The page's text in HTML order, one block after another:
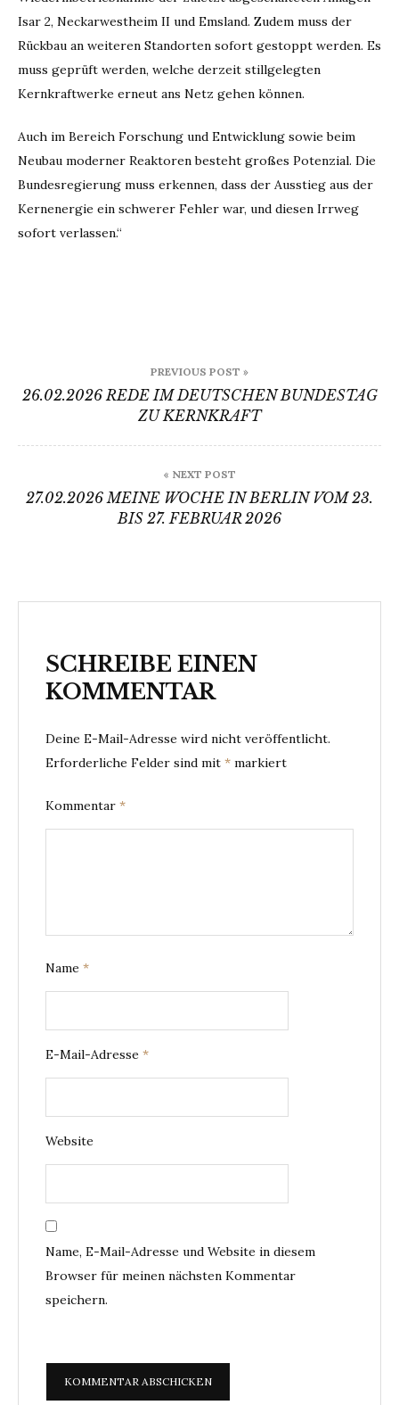
Isar 2, Neckarwestheim II und Emsland. Zudem muss der
Rückbau an weiteren Standorten sofort gestoppt werden. Es
muss geprüft werden, welche derzeit stillgelegten
Kernkraftwerke erneut ans Netz gehen können.
Auch im Bereich Forschung und Entwicklung sowie beim
Neubau moderner Reaktoren besteht großes Potenzial. Die
Bundesregierung muss erkennen, dass der Ausstieg aus der
Kernenergie ein schwerer Fehler war, und diesen Irrweg
sofort verlassen.“
PREVIOUS POST »
26.02.2026 REDE IM DEUTSCHEN BUNDESTAG
ZU KERNKRAFT
« NEXT POST
27.02.2026 MEINE WOCHE IN BERLIN VOM 23.
BIS 27. FEBRUAR 2026
SCHREIBE EINEN
KOMMENTAR
Deine E-Mail-Adresse wird nicht veröffentlicht.
Erforderliche Felder sind mit * markiert
Kommentar *
Name *
E-Mail-Adresse *
Website
Name, E-Mail-Adresse und Website in diesem
Browser für meinen nächsten Kommentar
speichern.